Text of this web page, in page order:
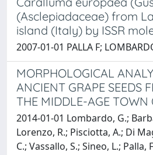
(Asclepiadaceae) from
island (Italy) by ISSR
2007-01-01 PALLA F;
MORPHOLOGICAL
ANCIENT GRAPE SEEDS
THE MIDDLE-AGE TOWN
2014-01-01 Lombardo, G.;
Lorenzo, R.; Pisciotta, A.; Di
C.; Vassallo, S.; Sineo, L.; Palla,